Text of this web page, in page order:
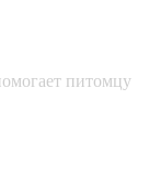
питомцу